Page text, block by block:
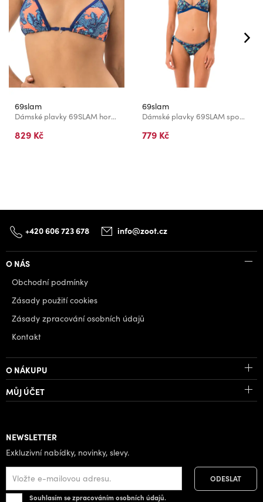
69slam
Dámské plavky 69SLAM horní díl JUNGLE BLUE GRACE TRIANGLE
829 Kč
69slam
Dámské plavky 69SLAM spodní díl BIRD PARADISE KHLOE CHEEKY
779 Kč
+420 606 723 678 info@zoot.cz
O NÁS
Obchodní podmínky
Zásady použití cookies
Zásady zpracování osobních údajů
Kontakt
O NÁKUPU
MŮJ ÚČET
NEWSLETTER
Exkluzivní nabídky, novinky, slevy.
Souhlasím se zpracováním osobních údajů.